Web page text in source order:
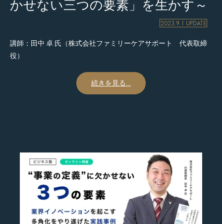
かせない三つの要素」を生かす～
2023.9.1 UPDATE
講師：田中 卓 氏（株式会社ファミリーケアサポート 代表取締
役）
続きを見る…